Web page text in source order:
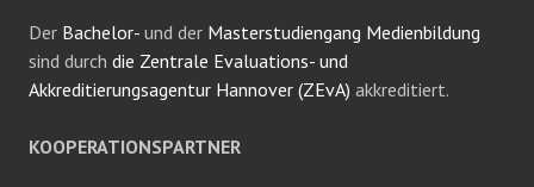
Der Bachelor- und der Masterstudiengang Medienbildung
sind durch die Zentrale Evaluations- und
Akkreditierungsagentur Hannover (ZEvA) akkreditiert.
KOOPERATIONSPARTNER